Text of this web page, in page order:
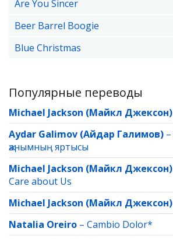
Are You Sincer
Beer Barrel Boogie
Blue Christmas
Популярные переводы
Michael Jackson (Майкл Джексон)
Aydar Galimov (Айдар Галимов) –
җанымның яртысы
Michael Jackson (Майкл Джексон)
Care about Us
Michael Jackson (Майкл Джексон)
Natalia Oreiro – Cambio Dolor*